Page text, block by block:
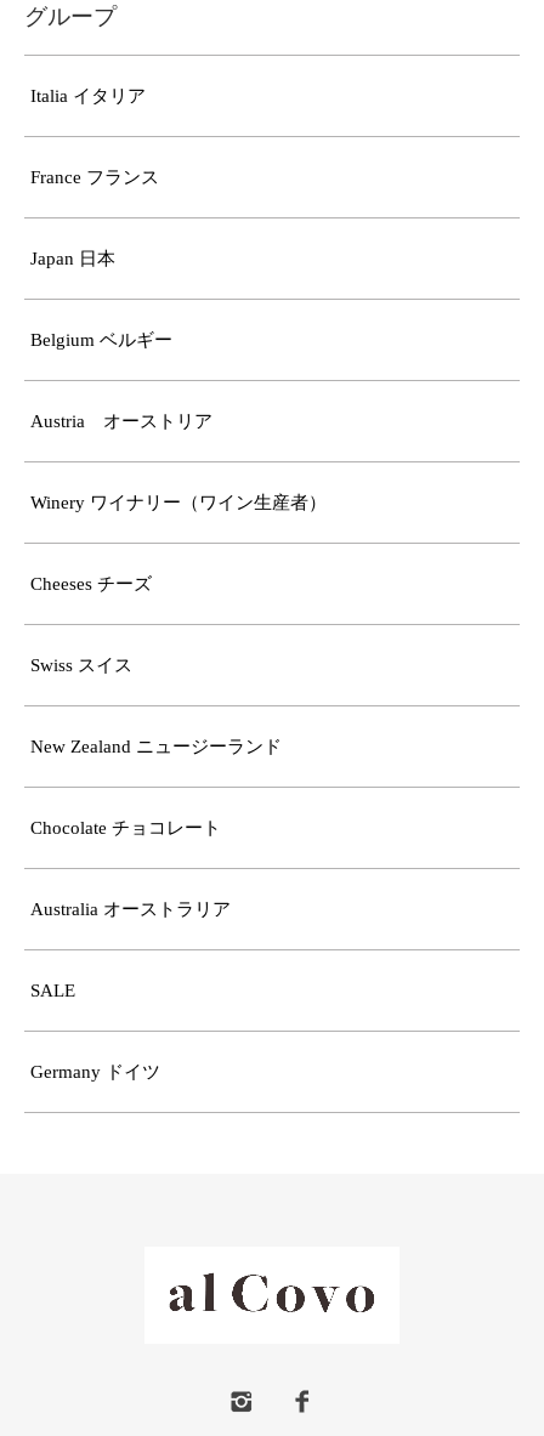
グループ
Italia イタリア
France フランス
Japan 日本
Belgium ベルギー
Austria オーストリア
Winery ワイナリー（ワイン生産者）
Cheeses チーズ
Swiss スイス
New Zealand ニュージーランド
Chocolate チョコレート
Australia オーストラリア
SALE
Germany ドイツ